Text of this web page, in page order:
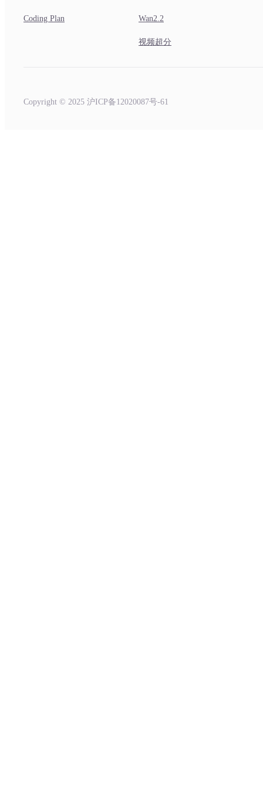
Coding Plan Wan2.2
视频超分
Copyright © 2025 沪ICP备12020087号-61